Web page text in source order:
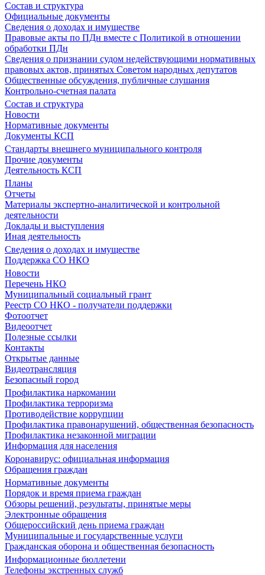
Состав и структура
Официальные документы
Сведения о доходах и имуществе
Правовые акты по ПДн вместе с Политикой в отношении
обработки ПДн
Сведения о признании судом недействующими нормативных
правовых актов, принятых Советом народных депутатов
Общественные обсуждения, публичные слушания
Контрольно-счетная палата
Состав и структура
Новости
Нормативные документы
Документы КСП
Стандарты внешнего муниципального контроля
Прочие документы
Деятельность КСП
Планы
Отчеты
Материалы экспертно-аналитической и контрольной
деятельности
Доклады и выступления
Иная деятельность
Сведения о доходах и имуществе
Поддержка СО НКО
Новости
Перечень НКО
Муниципальный социальный грант
Реестр СО НКО - получатели поддержки
Фотоотчет
Видеоотчет
Полезные ссылки
Контакты
Открытые данные
Видеотрансляция
Безопасный город
Профилактика наркомании
Профилактика терроризма
Противодействие коррупции
Профилактика правонарушений, общественная безопасность
Профилактика незаконной миграции
Информация для населения
Коронавирус: официальная информация
Обращения граждан
Нормативные документы
Порядок и время приема граждан
Обзоры решений, результаты, принятые меры
Электронные обращения
Общероссийский день приема граждан
Муниципальные и государственные услуги
Гражданская оборона и общественная безопасность
Информационные бюллетени
Телефоны экстренных служб